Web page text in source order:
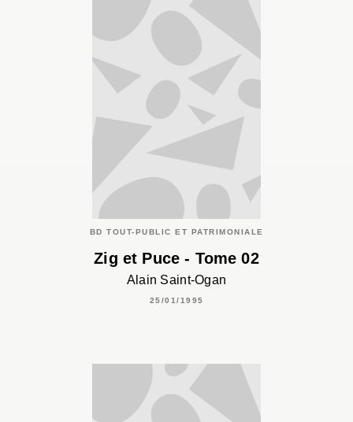
BD TOUT-PUBLIC ET PATRIMONIALE
Zig et Puce - Tome 02
Alain Saint-Ogan
25/01/1995